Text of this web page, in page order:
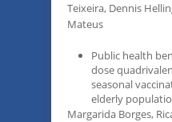
Teixeira, Dennis
Mateus
Public health
dose
seasonal
elderly
Margarida Borges,